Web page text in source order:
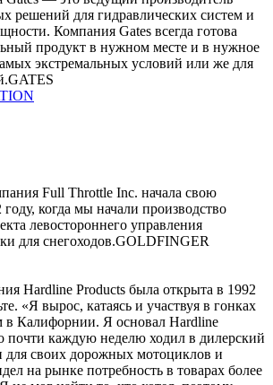
решений для гидравлических систем и
Компания Gates всегда готова
продукт в нужном месте и в нужное
экстремальных условий или же для
Full Throttle Inc. начала свою
году, когда мы начали производство
левостороннего управления
для снегоходов.GOLDFINGER
Hardline Products была открыта в 1992
«Я вырос, катаясь и участвуя в гонках
в Калифорнии. Я основал Hardline
почти каждую неделю ходил в дилерский
для своих дорожных мотоциклов и
на рынке потребность в товарах более